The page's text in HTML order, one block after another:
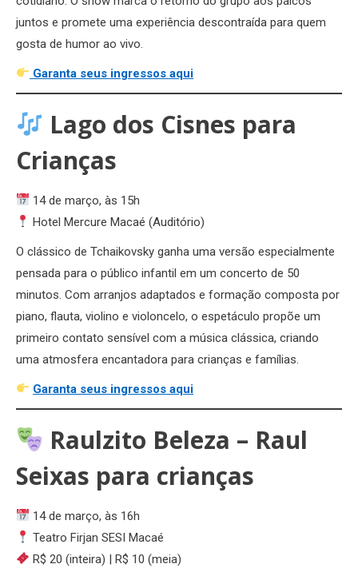
juntos e promete uma experiência descontraída para quem
gosta de humor ao vivo.
Garanta seus ingressos aqui
Lago dos Cisnes para
Crianças
14 de março, às 15h
Hotel Mercure Macaé (Auditório)
O clássico de Tchaikovsky ganha uma versão especialmente
pensada para o público infantil em um concerto de 50
minutos. Com arranjos adaptados e formação composta por
piano, flauta, violino e violoncelo, o espetáculo propõe um
primeiro contato sensível com a música clássica, criando
uma atmosfera encantadora para crianças e famílias.
Garanta seus ingressos aqui
Raulzito Beleza – Raul
Seixas para crianças
14 de março, às 16h
Teatro Firjan SESI Macaé
R$ 20 (inteira) | R$ 10 (meia)